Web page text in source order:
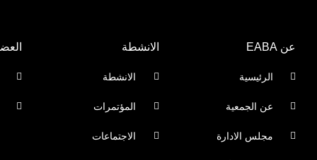
عن EABA
الرئيسية
عن الجمعية
مجلس الادارة
الانشطة
الانشطة
المؤتمرات
الاجتماعات